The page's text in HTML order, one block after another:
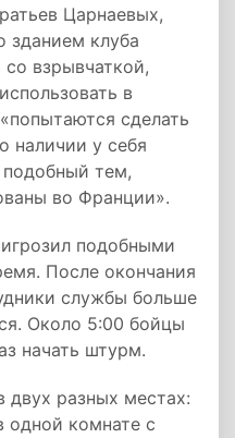
Царнаевых,
зданием клуба
взрывчаткой,
в
сделать
наличии у себя
тем,
во Франции».
подобными
После окончания
службы больше
Около 5:00 бойцы
начать штурм.
двух разных местах:
одной комнате с